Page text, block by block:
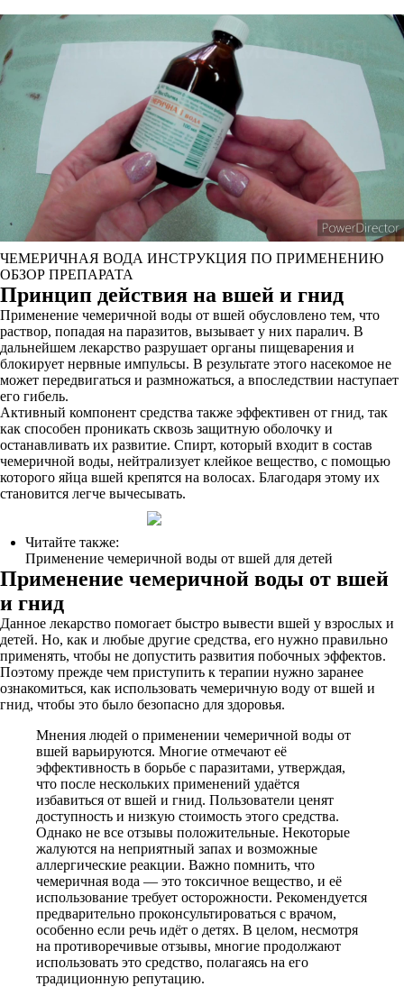
ЧЕМЕРИЧНАЯ ВОДА ИНСТРУКЦИЯ ПО ПРИМЕНЕНИЮ
ОБЗОР ПРЕПАРАТА
Принцип действия на вшей и гнид
Применение чемеричной воды от вшей обусловлено тем, что
раствор, попадая на паразитов, вызывает у них паралич. В
дальнейшем лекарство разрушает органы пищеварения и
блокирует нервные импульсы. В результате этого насекомое не
может передвигаться и размножаться, а впоследствии наступает
его гибель.
Активный компонент средства также эффективен от гнид, так
как способен проникать сквозь защитную оболочку и
останавливать их развитие. Спирт, который входит в состав
чемеричной воды, нейтрализует клейкое вещество, с помощью
которого яйца вшей крепятся на волосах. Благодаря этому их
становится легче вычесывать.
Читайте также:
Применение чемеричной воды от вшей для детей
Применение чемеричной воды от вшей
и гнид
Данное лекарство помогает быстро вывести вшей у взрослых и
детей. Но, как и любые другие средства, его нужно правильно
применять, чтобы не допустить развития побочных эффектов.
Поэтому прежде чем приступить к терапии нужно заранее
ознакомиться, как использовать чемеричную воду от вшей и
гнид, чтобы это было безопасно для здоровья.
Мнения людей о применении чемеричной воды от
вшей варьируются. Многие отмечают её
эффективность в борьбе с паразитами, утверждая,
что после нескольких применений удаётся
избавиться от вшей и гнид. Пользователи ценят
доступность и низкую стоимость этого средства.
Однако не все отзывы положительные. Некоторые
жалуются на неприятный запах и возможные
аллергические реакции. Важно помнить, что
чемеричная вода — это токсичное вещество, и её
использование требует осторожности. Рекомендуется
предварительно проконсультироваться с врачом,
особенно если речь идёт о детях. В целом, несмотря
на противоречивые отзывы, многие продолжают
использовать это средство, полагаясь на его
традиционную репутацию.